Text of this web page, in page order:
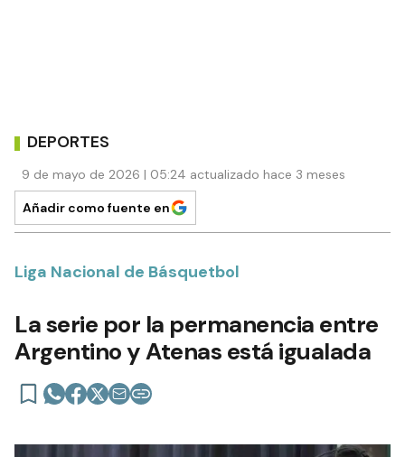
DEPORTES
9 de mayo de 2026 | 05:24 actualizado hace 3 meses
Añadir como fuente en
Liga Nacional de Básquetbol
La serie por la permanencia entre
Argentino y Atenas está igualada